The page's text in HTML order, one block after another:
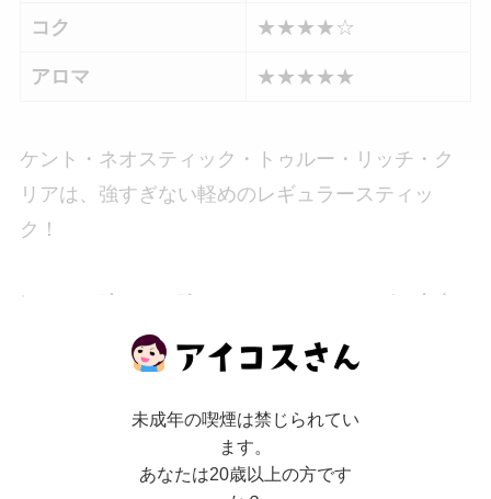
コク ★★★★☆
アロマ ★★★★★
ケント・ネオスティック・トゥルー・リッチ・ク
リアは、強すぎない軽めのレギュラースティッ
ク！
ほどよい味わいの強さなので、コクやたばこ本来
の味わいが際立ちバニラの香りが鼻から抜けてい
全体的にくどすぎない甘さでありながら吸いごた
えは抜群。強すぎるレギュラー味が苦手な方にも
未成年の喫煙は禁じられてい
ます。
あなたは20歳以上の方です